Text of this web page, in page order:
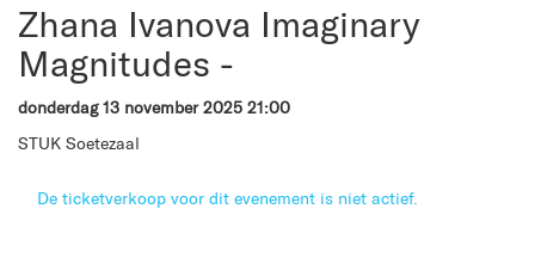
Zhana Ivanova Imaginary
Magnitudes -
donderdag 13 november 2025 21:00
STUK Soetezaal
De ticketverkoop voor dit evenement is niet actief.